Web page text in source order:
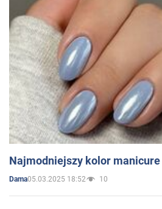
Najmodniejszy kolor
Dama05.03.2025 18:52 10